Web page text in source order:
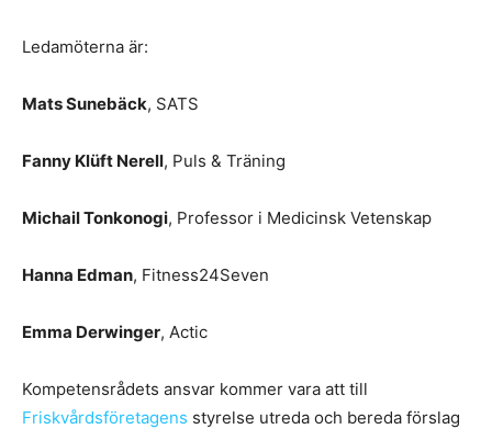
Ledamöterna är:
Mats Sunebäck, SATS
Fanny Klüft Nerell, Puls & Träning
Michail Tonkonogi, Professor i Medicinsk Vetenskap
Hanna Edman, Fitness24Seven
Emma Derwinger, Actic
Kompetensrådets ansvar kommer vara att till
Friskvårdsföretagens styrelse utreda och bereda förslag